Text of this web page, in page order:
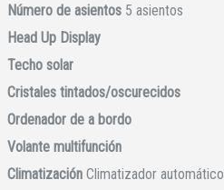
Número de asientos 5 asientos
Head Up Display
Techo solar
Cristales tintados/oscurecidos
Ordenador de a bordo
Volante multifunción
Climatización Climatizador automático